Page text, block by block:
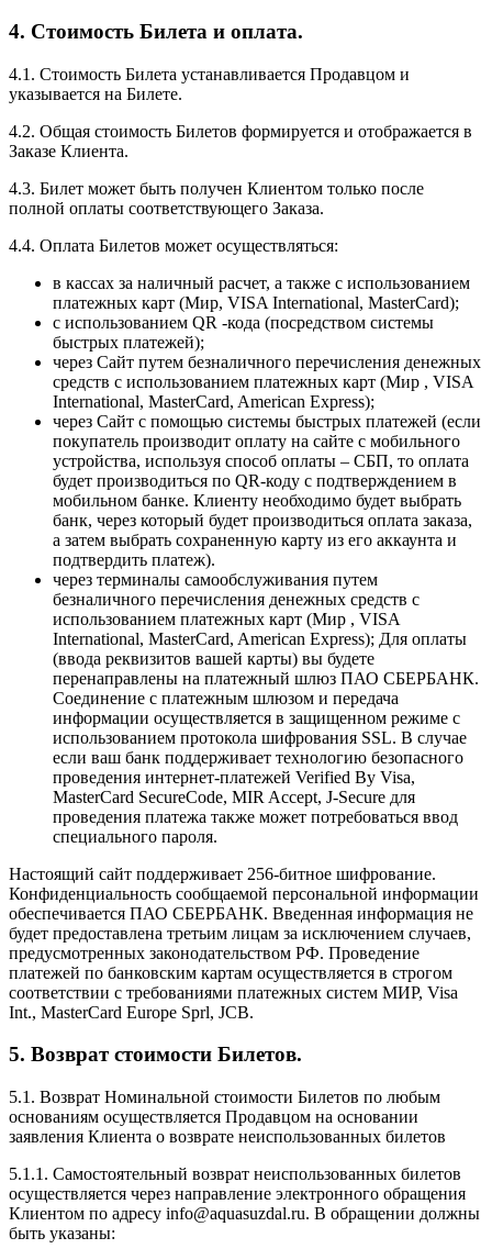
4. Стоимость Билета и оплата.
4.1. Стоимость Билета устанавливается Продавцом и
указывается на Билете.
4.2. Общая стоимость Билетов формируется и отображается в
Заказе Клиента.
4.3. Билет может быть получен Клиентом только после
полной оплаты соответствующего Заказа.
4.4. Оплата Билетов может осуществляться:
в кассах за наличный расчет, а также с использованием
платежных карт (Мир, VISA International, MasterCard);
с использованием QR -кода (посредством системы
быстрых платежей);
через Сайт путем безналичного перечисления денежных
средств с использованием платежных карт (Мир , VISA
International, MasterCard, American Express);
через Сайт с помощью системы быстрых платежей (если
покупатель производит оплату на сайте с мобильного
устройства, используя способ оплаты – СБП, то оплата
будет производиться по QR-коду с подтверждением в
мобильном банке. Клиенту необходимо будет выбрать
банк, через который будет производиться оплата заказа,
а затем выбрать сохраненную карту из его аккаунта и
подтвердить платеж).
через терминалы самообслуживания путем
безналичного перечисления денежных средств с
использованием платежных карт (Мир , VISA
International, MasterCard, American Express); Для оплаты
(ввода реквизитов вашей карты) вы будете
перенаправлены на платежный шлюз ПАО СБЕРБАНК.
Соединение с платежным шлюзом и передача
информации осуществляется в защищенном режиме с
использованием протокола шифрования SSL. В случае
если ваш банк поддерживает технологию безопасного
проведения интернет-платежей Verified By Visa,
MasterCard SecureCode, MIR Accept, J-Secure для
проведения платежа также может потребоваться ввод
специального пароля.
Настоящий сайт поддерживает 256-битное шифрование.
Конфиденциальность сообщаемой персональной информации
обеспечивается ПАО СБЕРБАНК. Введенная информация не
будет предоставлена третьим лицам за исключением случаев,
предусмотренных законодательством РФ. Проведение
платежей по банковским картам осуществляется в строгом
соответствии с требованиями платежных систем МИР, Visa
Int., MasterCard Europe Sprl, JCB.
5. Возврат стоимости Билетов.
5.1. Возврат Номинальной стоимости Билетов по любым
основаниям осуществляется Продавцом на основании
заявления Клиента о возврате неиспользованных билетов
5.1.1. Самостоятельный возврат неиспользованных билетов
осуществляется через направление электронного обращения
Клиентом по адресу info@aquasuzdal.ru. В обращении должны
быть указаны: